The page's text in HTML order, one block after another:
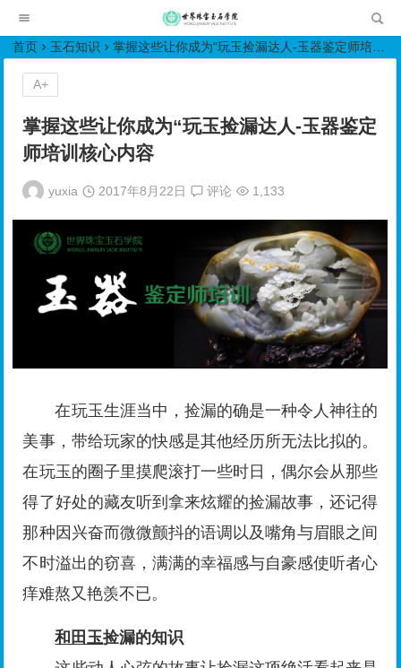
首页 玉石知识 掌握这些让你成为“玩玉捡漏达人-玉器鉴定师培训核心内容
掌握这些让你成为“玩玉捡漏达人-玉器鉴定
师培训核心内容
yuxia 2017年8月22日 评论 1,133
在玩玉生涯当中，捡漏的确是一种令人神往的
美事，带给玩家的快感是其他经历所无法比拟的。
在玩玉的圈子里摸爬滚打一些时日，偶尔会从那些
得了好处的藏友听到拿来炫耀的捡漏故事，还记得
那种因兴奋而微微颤抖的语调以及嘴角与眉眼之间
不时溢出的窃喜，满满的幸福感与自豪感使听者心
痒难熬又艳羡不已。
和田玉捡漏的知识
A+